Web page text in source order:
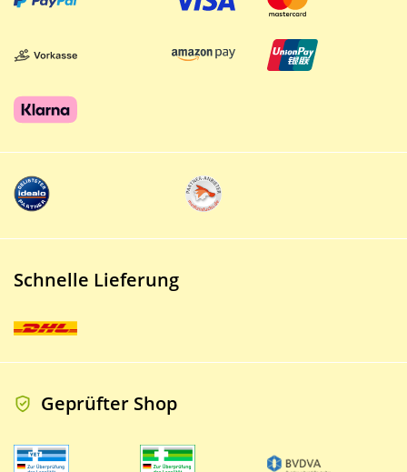
Schnelle Lieferung
Geprüfter Shop